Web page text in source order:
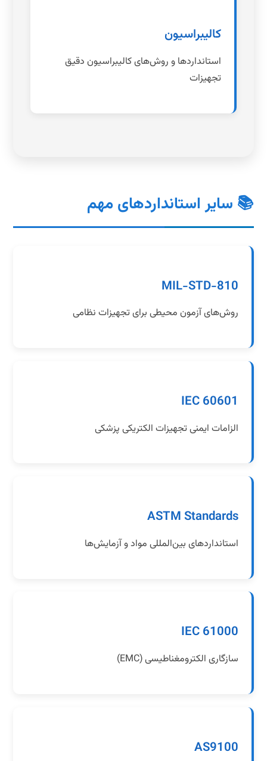
کالیبراسیون
استانداردها و روش‌های کالیبراسیون دقیق
تجهیزات
📚 سایر استانداردهای مهم
MIL-STD-810
روش‌های آزمون محیطی برای تجهیزات نظامی
IEC 60601
الزامات ایمنی تجهیزات الکتریکی پزشکی
ASTM Standards
استانداردهای بین‌المللی مواد و آزمایش‌ها
IEC 61000
سازگاری الکترومغناطیسی (EMC)
AS9100